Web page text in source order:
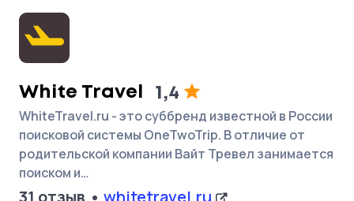
White Travel 1,4
WhiteTravel.ru - это суббренд известной в России
поисковой системы OneTwoTrip. В отличие от
родительской компании Вайт Тревел занимается
поиском и…
31 отзыв whitetravel.ru